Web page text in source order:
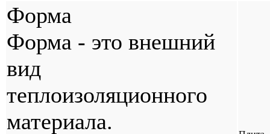
Форма
Форма - это внешний
вид
теплоизоляционного
материала.